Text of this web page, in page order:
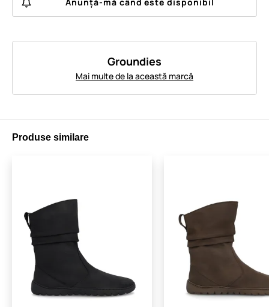
Groundies
Mai multe de la această marcă
Produse similare